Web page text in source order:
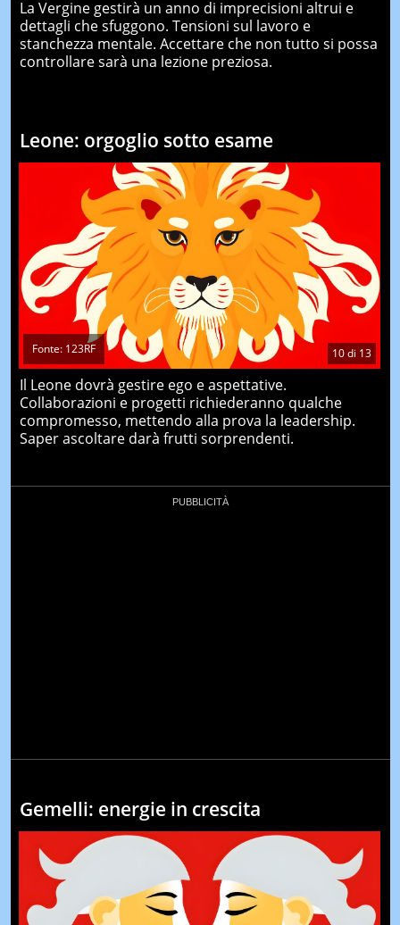
La Vergine gestirà un anno di imprecisioni altrui e
dettagli che sfuggono. Tensioni sul lavoro e
stanchezza mentale. Accettare che non tutto si possa
controllare sarà una lezione preziosa.
Leone: orgoglio sotto esame
10di 13
Fonte: 123RF
Il Leone dovrà gestire ego e aspettative.
Collaborazioni e progetti richiederanno qualche
compromesso, mettendo alla prova la leadership.
Saper ascoltare darà frutti sorprendenti.
Gemelli: energie in crescita